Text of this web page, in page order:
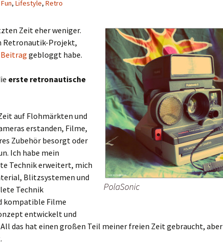
Fun, Lifestyle, Retro
PolaSonic
Zeit eher weniger.
Retronautik-Projekt,
gebloggt habe.
erste retronautische
auf Flohmärkten und
erstanden, Filme,
Zubehör besorgt oder
Ich habe mein
Technik erweitert, mich
Blitzsystemen und
Technik
kompatible Filme
entwickelt und
das hat einen großen Teil meiner freien Zeit gebraucht, aber